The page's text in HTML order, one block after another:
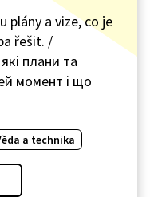
plány a vize, co je
řešit. /
плани та
момент і що
a technika